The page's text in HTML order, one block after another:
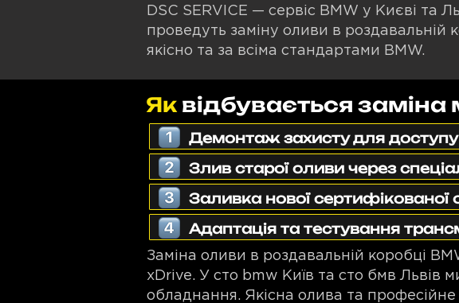
DSC SERVICE — сервіс BMW у Києві та
проведуть заміну оливи в роздавальній
якісно та за всіма стандартами BMW.
Як відбувається
Демонтаж захисту для
Злив старої оливи через
Заливка нової сертифікованої
Адаптація та тестування
Заміна оливи в роздавальній коробці
xDrive. У сто bmw Київ та сто бмв Львів
обладнання. Якісна олива та